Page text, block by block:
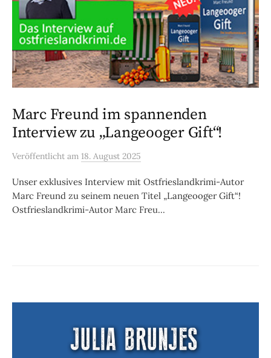
Marc Freund im spannenden
Interview zu „Langeooger Gift“!
Veröffentlicht am 18. August 2025
Unser exklusives Interview mit Ostfrieslandkrimi-Autor
Marc Freund zu seinem neuen Titel „Langeooger Gift“!
Ostfrieslandkrimi-Autor Marc Freu...